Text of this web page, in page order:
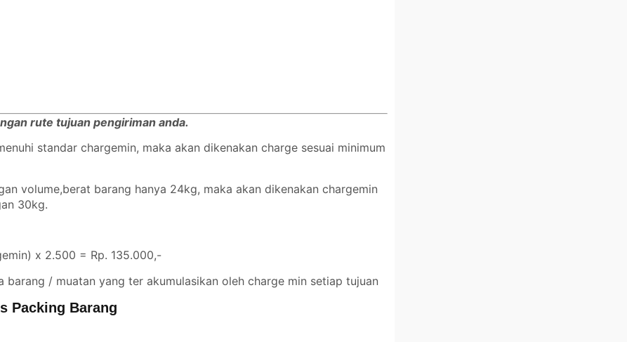
rute tujuan pengiriman anda.
standar chargemin, maka akan dikenakan charge sesuai minimum
volume,berat barang hanya 24kg, maka akan dikenakan chargemin
30kg.
x 2.500 = Rp. 135.000,-
/ muatan yang ter akumulasikan oleh charge min setiap tujuan
Packing Barang